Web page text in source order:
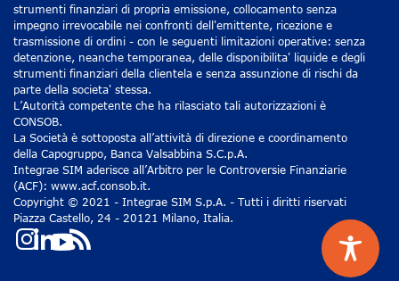
strumenti finanziari di propria emissione, collocamento senza
impegno irrevocabile nei confronti dell'emittente, ricezione e
trasmissione di ordini - con le seguenti limitazioni operative: senza
detenzione, neanche temporanea, delle disponibilita' liquide e degli
strumenti finanziari della clientela e senza assunzione di rischi da
parte della societa' stessa.
L’Autorità competente che ha rilasciato tali autorizzazioni è
CONSOB.
La Società è sottoposta all’attività di direzione e coordinamento
della Capogruppo, Banca Valsabbina S.C.p.A.
Integrae SIM aderisce all’Arbitro per le Controversie Finanziarie
(ACF): www.acf.consob.it.
Copyright © 2021 - Integrae SIM S.p.A. - Tutti i diritti riservati
Piazza Castello, 24 - 20121 Milano, Italia.